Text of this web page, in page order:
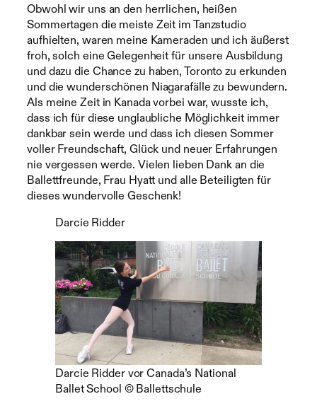
Obwohl wir uns an den herrlichen, heißen
Sommertagen die meiste Zeit im Tanzstudio
aufhielten, waren meine Kameraden und ich äußerst
froh, solch eine Gelegenheit für unsere Ausbildung
und dazu die Chance zu haben, Toronto zu erkunden
und die wunderschönen Niagarafälle zu bewundern.
Als meine Zeit in Kanada vorbei war, wusste ich,
dass ich für diese unglaubliche Möglichkeit immer
dankbar sein werde und dass ich diesen Sommer
voller Freundschaft, Glück und neuer Erfahrungen
nie vergessen werde. Vielen lieben Dank an die
Ballettfreunde, Frau Hyatt und alle Beteiligten für
dieses wundervolle Geschenk!
Darcie Ridder
Darcie Ridder vor Canada’s National
Ballet School © Ballettschule